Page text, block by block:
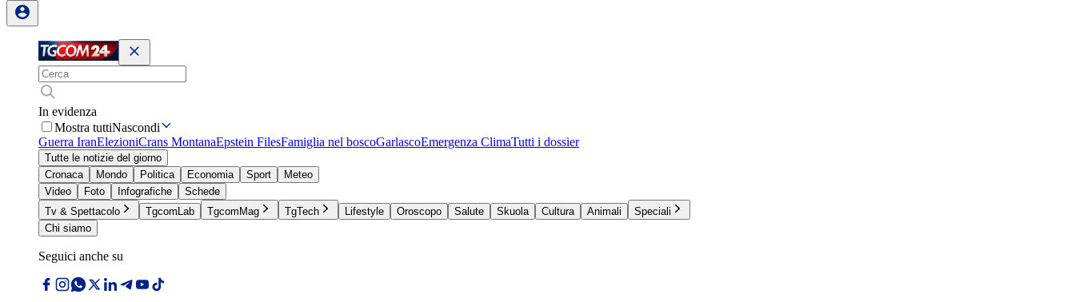
In evidenza
Mostra tuttiNascondi
Guerra IranElezioniCrans MontanaEpstein FilesFamiglia nel boscoGarlascoEmergenza ClimaTutti i dossier
Tutte le notizie del giorno
Cronaca
Mondo Politica Economia Sport
Meteo
Video
Foto Infografiche
Schede
Tv & Spettacolo
TgcomLab TgcomMag TgTech Lifestyle Oroscopo Salute Skuola Cultura Animali
Speciali
Chi siamo
Seguici anche su